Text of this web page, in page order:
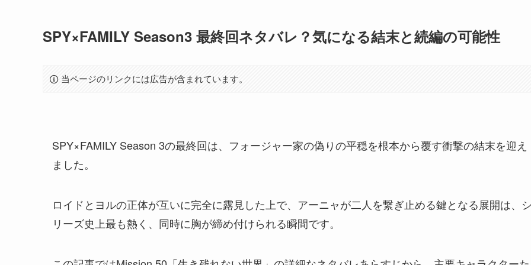
SPY×FAMILY Season3 最終回ネタバレ？気になる結末と続編の可能性
当ページのリンクには広告が含まれています。
SPY×FAMILY Season 3の最終回は、フォージャー家の偽りの平穏を根本から覆す衝撃の結末を迎え
ました。
ロイドとヨルの正体が互いに完全に露見した上で、アーニャが二人を繋ぎ止める鍵となる展開は、
リーズ史上最も熱く、同時に胸が締め付けられる瞬間です。